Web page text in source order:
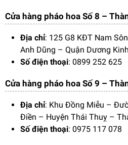
Cửa hàng pháo hoa Số 8 –
Địa chỉ: 125 G8 KĐT Nam
Anh Dũng – Quận Dương
Số điện thoại: 0899 252 625
Cửa hàng pháo hoa Số 9 –
Địa chỉ: Khu Đồng Miễu –
Điền – Huyện Thái Thuỵ –
Số điện thoại: 0975 117 078